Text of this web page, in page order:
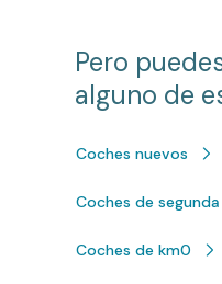
Pero
alguno de
Coches nuevos
Coches de
Coches de km0